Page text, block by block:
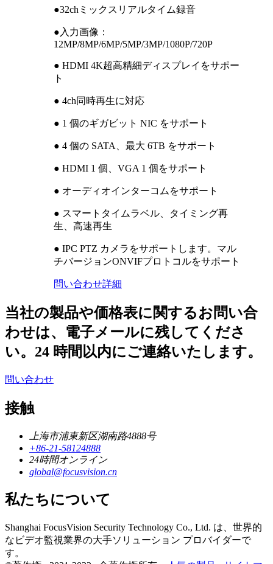
●32chミックスリアルタイム録音
●入力画像：
12MP/8MP/6MP/5MP/3MP/1080P/720P
● HDMI 4K超高精細ディスプレイをサポー
ト
● 4ch同時再生に対応
● 1 個のギガビット NIC をサポート
● 4 個の SATA、最大 6TB をサポート
● HDMI 1 個、VGA 1 個をサポート
● オーディオインターコムをサポート
● スマートタイムラベル、タイミング再
生、高速再生
● IPC PTZ カメラをサポートします。マル
チバージョンONVIFプロトコルをサポート
問い合わせ詳細
当社の製品や価格表に関するお問い合
わせは、電子メールに残してくださ
い。24 時間以内にご連絡いたします。
問い合わせ
接触
上海市浦東新区湖南路4888号
+86-21-58124888
24時間オンライン
global@focusvision.cn
私たちについて
Shanghai FocusVision Security Technology Co., Ltd. は、世界的
なビデオ監視業界の大手ソリューション プロバイダーで
す。